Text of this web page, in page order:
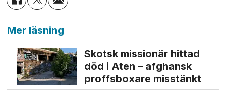
Mer läsning
Skotsk missionär hittad
död i Aten – afghansk
proffs­boxare misstänkt